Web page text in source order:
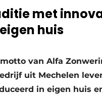
met
huis
van Alfa
uit Mechelen
in eigen huis